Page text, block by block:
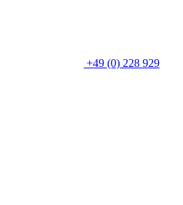
+49 (0) 228 929